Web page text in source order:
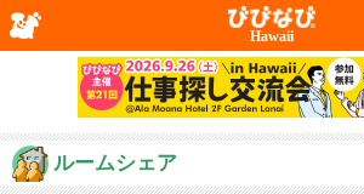
Hawaii
ルームシェア